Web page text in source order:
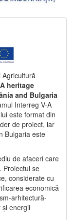
heritage
and Bulgaria
Interreg V-A
este format din
de proiect, iar
Bulgaria este
de afaceri care
Proiectul se
considerate cu
economică
arhitectură-
și energii